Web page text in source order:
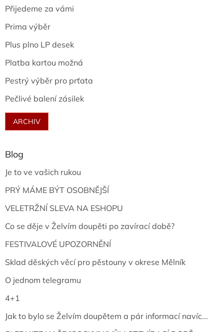
Přijedeme za vámi
Prima výběr
Plus plno LP desek
Platba kartou možná
Pestrý výběr pro prťata
Pečlivé balení zásilek
ARCHIV
Blog
Je to ve vašich rukou
PRÝ MÁME BÝT OSOBNĚJŠÍ
VELETRŽNÍ SLEVA NA ESHOPU
Co se děje v Želvím doupěti po zavírací době?
FESTIVALOVÉ UPOZORNĚNÍ
Sklad děských věcí pro pěstouny v okrese Mělník
O jednom telegramu
4+1
Jak to bylo se Želvím doupětem a pár informací navíc...